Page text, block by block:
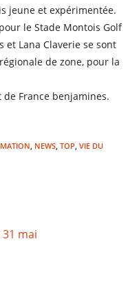
jeune et expérimentée.
le Stade Montois Golf
et Lana Claverie se sont
de zone, pour la
France benjamines.
NEWS TOP VIE DU
mai